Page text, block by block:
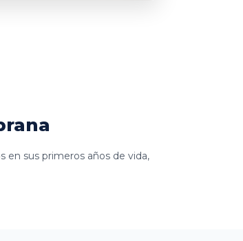
en sus primeros años de vida,